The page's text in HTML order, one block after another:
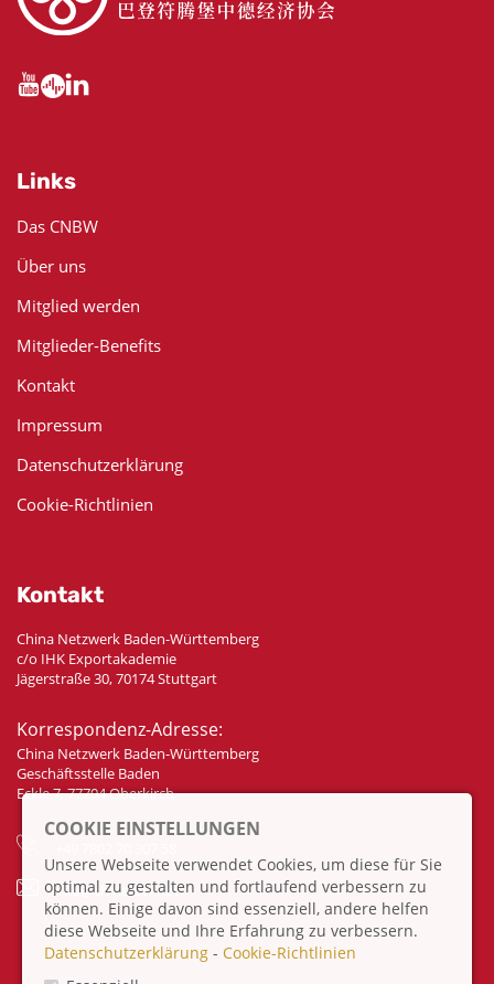
Links
Das CNBW
Über uns
Mitglied werden
Mitglieder-Benefits
Kontakt
Impressum
Datenschutzerklärung
Cookie-Richtlinien
Kontakt
China Netzwerk Baden-Württemberg
c/o IHK Exportakademie
Jägerstraße 30, 70174 Stuttgart
Korrespondenz-Adresse:
China Netzwerk Baden-Württemberg
Geschäftsstelle Baden
Eckle 7, 77704 Oberkirch
info@china-bw.net
COOKIE EINSTELLUNGEN
Unsere Webseite verwendet Cookies, um diese für Sie
optimal zu gestalten und fortlaufend verbessern zu
können. Einige davon sind essenziell, andere helfen
diese Webseite und Ihre Erfahrung zu verbessern.
Datenschutzerklärung - Cookie-Richtlinien